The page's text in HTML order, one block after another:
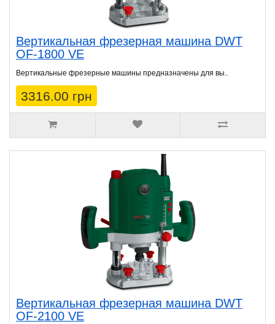
Вертикальная фрезерная машина DWT
OF-1800 VE
Вертикальные фрезерные машины предназначены для вы..
3316.00 грн
Вертикальная фрезерная машина DWT
OF-2100 VE